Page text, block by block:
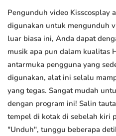
Pengunduh video Kisscosplay
digunakan untuk mengunduh
luar biasa ini, Anda dapat
musik apa pun dalam kualitas
antarmuka pengguna yang
digunakan, alat ini selalu
yang tegas. Sangat mudah
dengan program ini! Salin
tempel di kotak di sebelah kiri
"Unduh", tunggu beberapa